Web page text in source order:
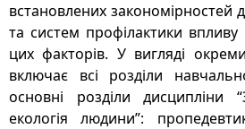
встановлених закономірностей
та систем профілактики впливу
цих факторів. У вигляді
включає всі розділи
основні розділи дисципліни
екологія людини”: